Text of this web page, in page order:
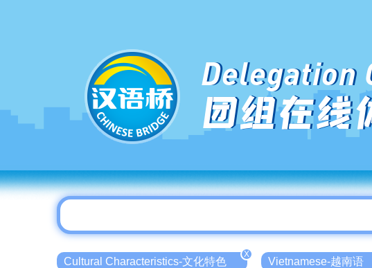
Delegation
团组在线
Cultural Characteristics-文化特色
X
Vietnamese-越南语